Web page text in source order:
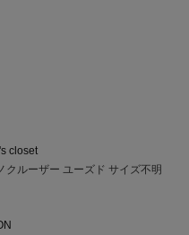
closet
クルーザー ユーズド サイズ不明